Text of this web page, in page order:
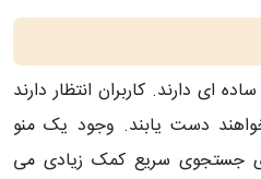
دارند. کاربران انتظار دارند
دست یابند. وجود یک منو
جستجوی سریع کمک زیادی می